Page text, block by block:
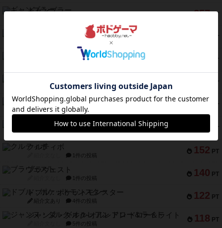
257 PT
ギャンブラー
PT
PT
トリオンフ ア マレンゴ
PT
紹介文あり 4件の投稿
212 PT
バー！パーティー
紹介文なし 1件の投稿
PT
ギョッと
紹介文あり 1件の投稿
152 PT
クルティボ
1件の投稿
140 PT
ブラヴェスト
1件の投稿
122 PT
ドブル：ポケットモンスター
紹介文あり 4件の投稿
118 PT
ジャンヌ・ダルク-オルレアン ドロー＆ライト
5件の投稿